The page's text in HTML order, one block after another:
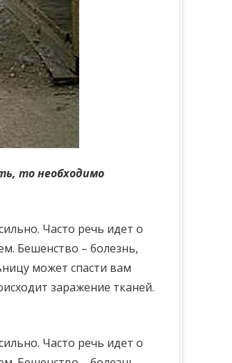
то необходимо
Часто речь идет о
Бешенство – болезнь,
может спасти вам
заражение тканей.
Часто речь идет о